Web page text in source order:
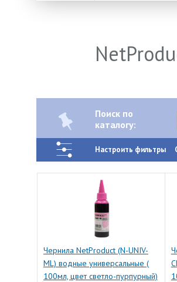
Поиск по
каталогу:
Настроить фильтры
Чернила NetProduct (N-UNIV-
ML) водные универсальные (
100мл, цвет светло-пурпурный)